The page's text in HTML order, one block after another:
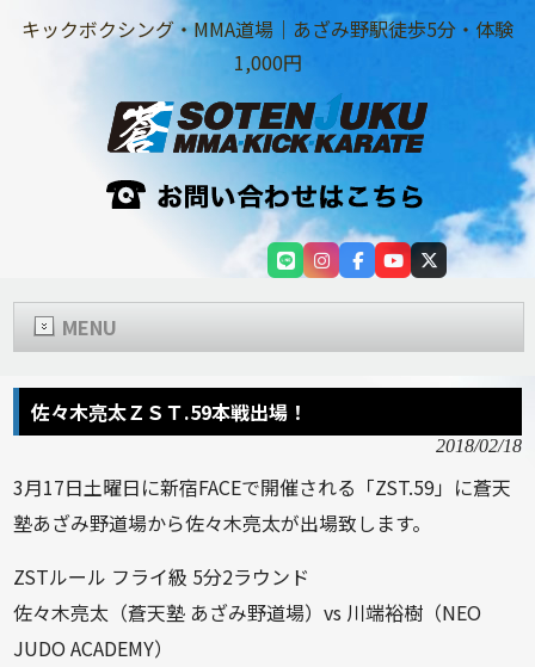
キックボクシング・MMA道場｜あざみ野駅徒歩5分・体験
1,000円
MENU
佐々木亮太ＺＳＴ.59本戦出場！
2018/02/18
3月17日土曜日に新宿FACEで開催される「ZST.59」に蒼天
塾あざみ野道場から佐々木亮太が出場致します。
ZSTルール フライ級 5分2ラウンド
佐々木亮太（蒼天塾 あざみ野道場）vs 川端裕樹（NEO
JUDO ACADEMY）